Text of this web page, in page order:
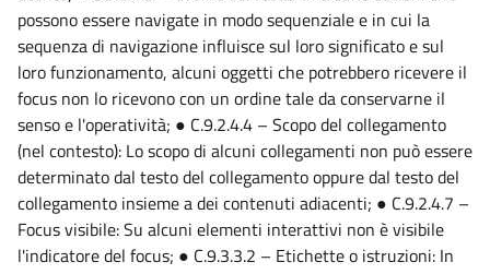
possono essere navigate in modo sequenziale e in cui la
sequenza di navigazione influisce sul loro significato e sul
loro funzionamento, alcuni oggetti che potrebbero ricevere il
focus non lo ricevono con un ordine tale da conservarne il
senso e l'operatività; ● C.9.2.4.4 – Scopo del collegamento
(nel contesto): Lo scopo di alcuni collegamenti non può essere
determinato dal testo del collegamento oppure dal testo del
collegamento insieme a dei contenuti adiacenti; ● C.9.2.4.7 –
Focus visibile: Su alcuni elementi interattivi non è visibile
l'indicatore del focus; ● C.9.3.3.2 – Etichette o istruzioni: In